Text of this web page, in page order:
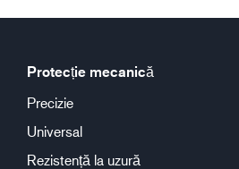
Protecție mecanică
Precizie
Universal
Rezistență la uzură